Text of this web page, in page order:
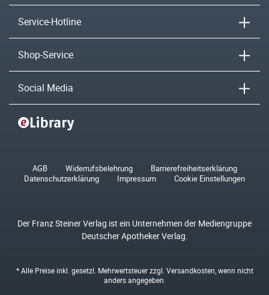
Service-Hotline
Shop-Service
Social Media
AGB Widerrufsbelehrung
Barrierefreiheitserklärung
Datenschutzerklärung
Impressum Cookie Einstellungen
Der Franz Steiner Verlag ist ein Unternehmen der Mediengruppe
Deutscher Apotheker Verlag.
* Alle Preise inkl. gesetzl. Mehrwertsteuer zzgl. Versandkosten , wenn nicht
anders angegeben.